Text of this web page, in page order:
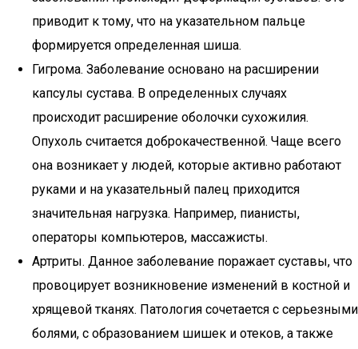
приводит к тому, что на указательном пальце
формируется определенная шиша.
Гигрома. Заболевание основано на расширении
капсулы сустава. В определенных случаях
происходит расширение оболочки сухожилия.
Опухоль считается доброкачественной. Чаще всего
она возникает у людей, которые активно работают
руками и на указательный палец приходится
значительная нагрузка. Например, пианисты,
операторы компьютеров, массажисты.
Артриты. Данное заболевание поражает суставы, что
провоцирует возникновение изменений в костной и
хрящевой тканях. Патология сочетается с серьезными
болями, с образованием шишек и отеков, а также